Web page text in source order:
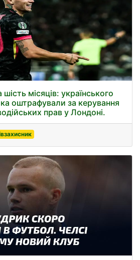
місяців: українського
оштрафували за керування
прав у Лондоні.